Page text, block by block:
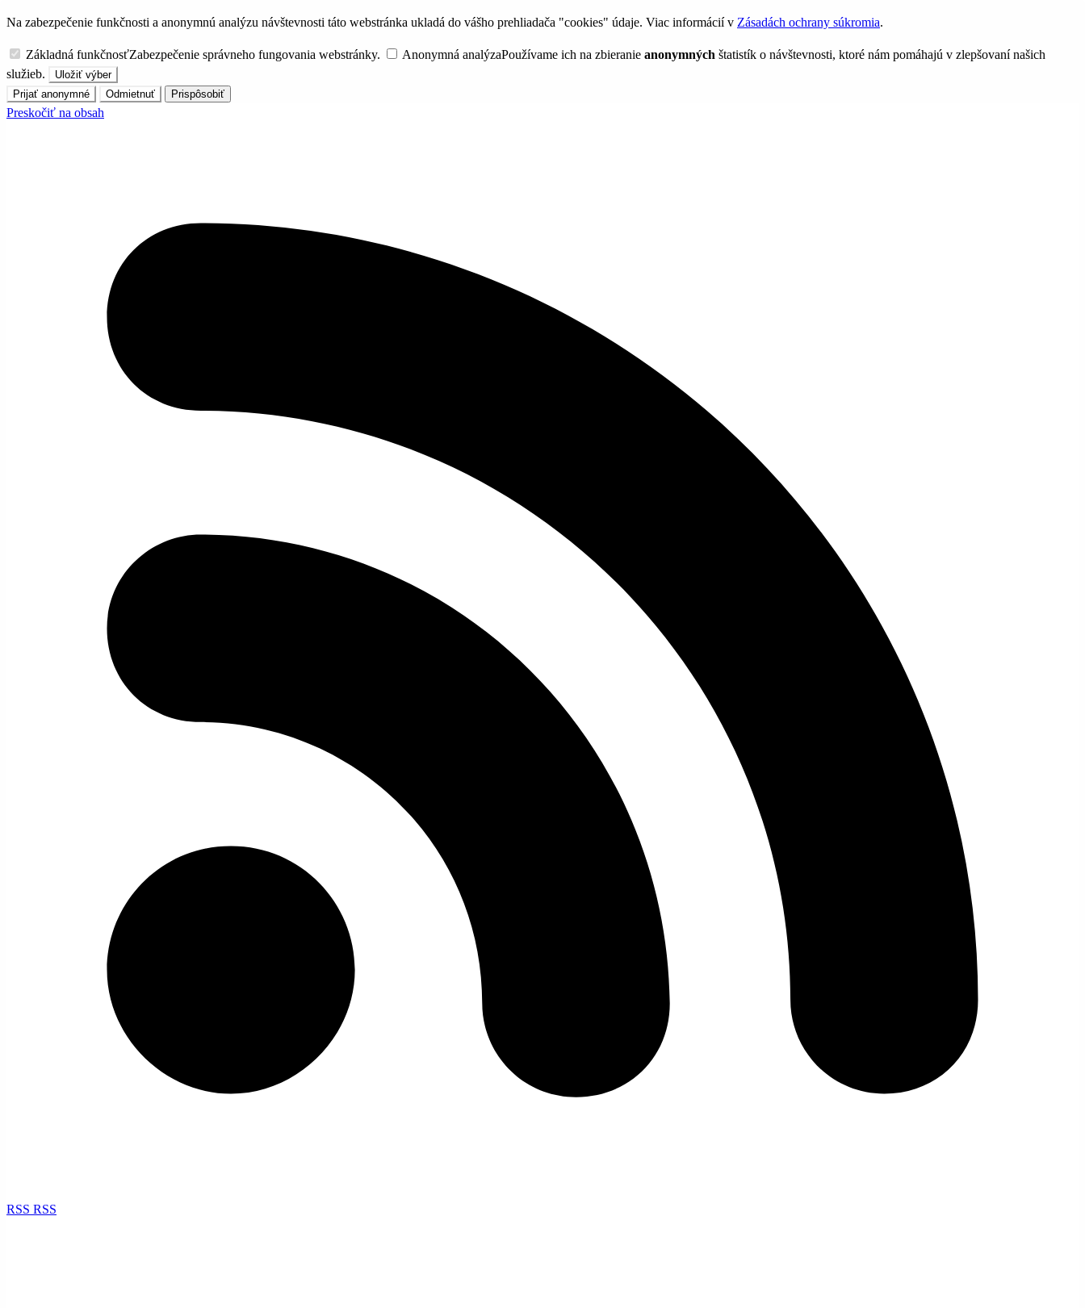
Na zabezpečenie funkčnosti a anonymnú analýzu návštevnosti táto webstránka ukladá do vášho prehliadača "cookies" údaje. Viac informácií v Zásadách ochrany súkromia.
Základná funkčnosťZabezpečenie správneho fungovania webstránky. Anonymná analýzaPoužívame ich na zbieranie anonymných štatistík o návštevnosti, ktoré nám pomáhajú v zlepšovaní našich
služieb.
Uložiť výber
Prijať anonymné
Odmietnuť Prispôsobiť
Preskočiť na obsah
RSS RSS